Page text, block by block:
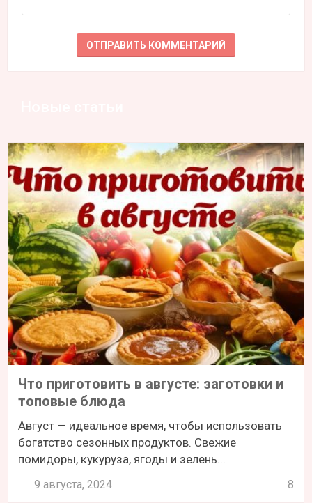
Что приготовить в августе: заготовки и
топовые блюда
Август — идеальное время, чтобы использовать
богатство сезонных продуктов. Свежие
помидоры, кукуруза, ягоды и зелень...
9 августа, 2024 8